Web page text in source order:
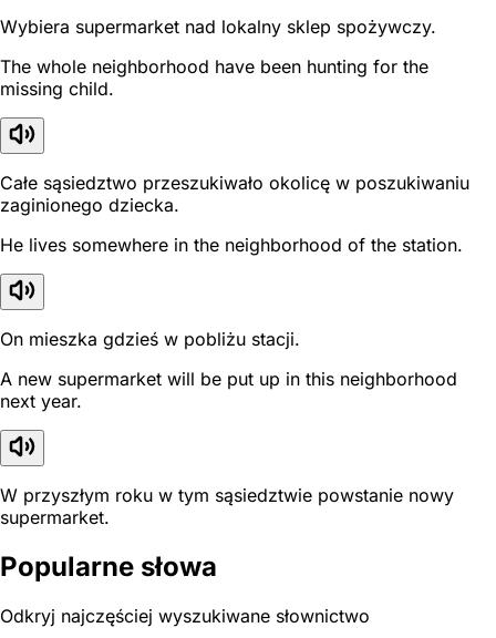
Wybiera supermarket nad lokalny sklep spożywczy.
The whole neighborhood have been hunting for the
missing child.
Całe sąsiedztwo przeszukiwało okolicę w poszukiwaniu
zaginionego dziecka.
He lives somewhere in the neighborhood of the station.
On mieszka gdzieś w pobliżu stacji.
A new supermarket will be put up in this neighborhood
next year.
W przyszłym roku w tym sąsiedztwie powstanie nowy
supermarket.
Popularne słowa
Odkryj najczęściej wyszukiwane słownictwo